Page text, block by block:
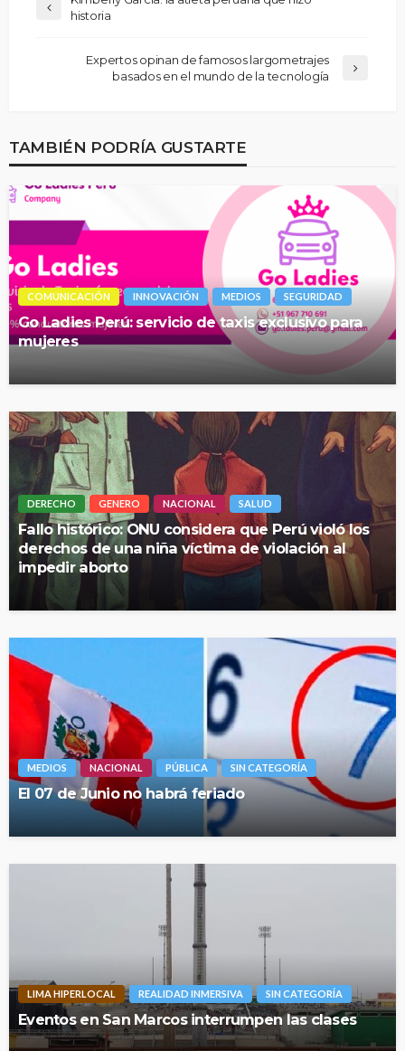
historia
Expertos opinan de famosos largometrajes
basados en el mundo de la tecnología
TAMBIÉN PODRÍA GUSTARTE
COMUNICACIÓN INNOVACIÓN MEDIOS SEGURIDAD
Go Ladies Perú: servicio de taxis exclusivo para
mujeres
DERECHO GENERO NACIONAL SALUD
Fallo histórico: ONU considera que Perú violó los
derechos de una niña víctima de violación al
impedir aborto
MEDIOS NACIONAL PÚBLICA SIN CATEGORÍA
El 07 de Junio no habrá feriado
LIMA HIPERLOCAL REALIDAD INMERSIVA SIN CATEGORÍA
Eventos en San Marcos interrumpen las clases